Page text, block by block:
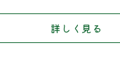
詳しく見る